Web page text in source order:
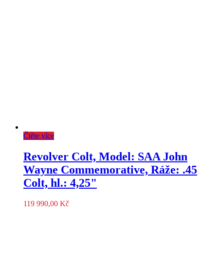
Čtěte více
Revolver Colt, Model: SAA John
Wayne Commemorative, Ráže: .45
Colt, hl.: 4,25"
119 990,00 Kč